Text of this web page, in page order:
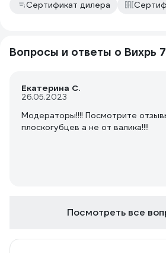
Сертификат дилера
Вопросы и ответы о Вихрь
Екатерина С.
26.05.2023
Модераторы!!!! Посмотрите
плоскогубцев а не от валика!!!!
Посмотреть все